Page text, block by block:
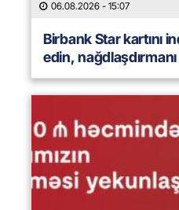
06.08.2026 - 15:07
Birbank Star kartını
edin,